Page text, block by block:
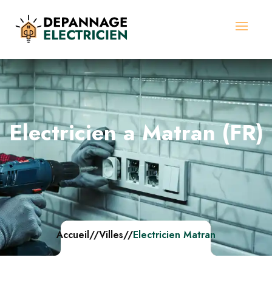
Electricien a Matran (FR)
Accueil//Villes//Electricien Matran